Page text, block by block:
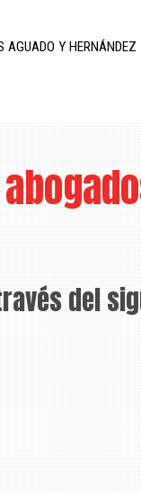
AGUADO Y HERNÁNDEZ
del